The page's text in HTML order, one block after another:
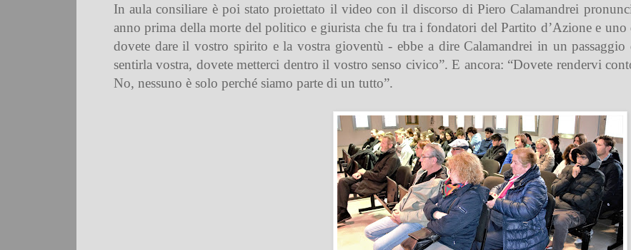
In aula consiliare è poi stato proiettato il video con il discorso di Piero Calamandrei
anno prima della morte del politico e giurista che fu tra i fondatori del Partito d’Azione e
dovete dare il vostro spirito e la vostra gioventù - ebbe a dire Calamandrei in un
sentirla vostra, dovete metterci dentro il vostro senso civico”. E ancora: “Dovete rendervi
No, nessuno è solo perché siamo parte di un tutto”.